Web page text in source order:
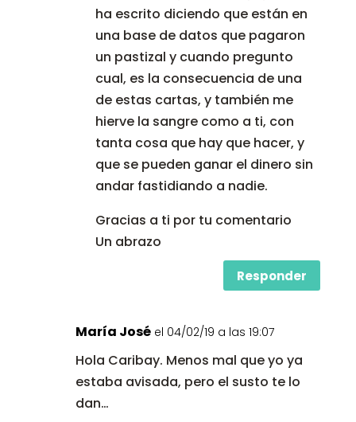
ha escrito diciendo que están en
una base de datos que pagaron
un pastizal y cuando pregunto
cual, es la consecuencia de una
de estas cartas, y también me
hierve la sangre como a ti, con
tanta cosa que hay que hacer, y
que se pueden ganar el dinero sin
andar fastidiando a nadie.
Gracias a ti por tu comentario
Un abrazo
Responder
María José el 04/02/19 a las 19:07
Hola Caribay. Menos mal que yo ya
estaba avisada, pero el susto te lo
dan…